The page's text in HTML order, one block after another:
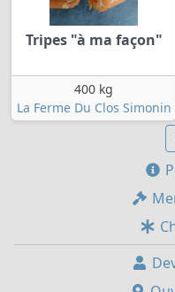
Tripes "à ma façon"
400 kg
La Ferme Du Clos Simonin